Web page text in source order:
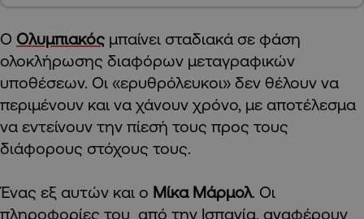
Ο Ολυμπιακός μπαίνει σταδιακά σε φάση
ολοκλήρωσης διαφόρων μεταγραφικών
υποθέσεων. Οι «ερυθρόλευκοι» δεν θέλουν να
περιμένουν και να χάνουν χρόνο, με αποτέλεσμα
να εντείνουν την πίεσή τους προς τους
διάφορους στόχους τους.
Ένας εξ αυτών και ο Μίκα Μάρμολ. Οι
πληροφορίες του από την Ισπανία, αναφέρουν